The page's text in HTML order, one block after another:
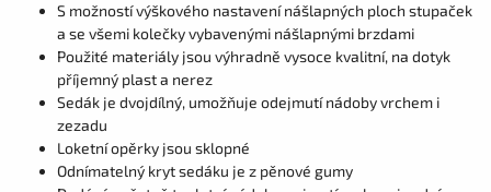
S možností výškového nastavení nášlapných ploch stupaček
a se všemi kolečky vybavenými nášlapnými brzdami
Použité materiály jsou výhradně vysoce kvalitní, na dotyk
příjemný plast a nerez
Sedák je dvojdílný, umožňuje odejmutí nádoby vrchem i
zezadu
Loketní opěrky jsou sklopné
Odnímatelný kryt sedáku je z pěnové gumy